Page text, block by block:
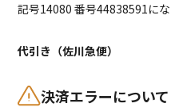
記号14080 番号44838591にな
代引き（佐川急便）
決済エラーについて